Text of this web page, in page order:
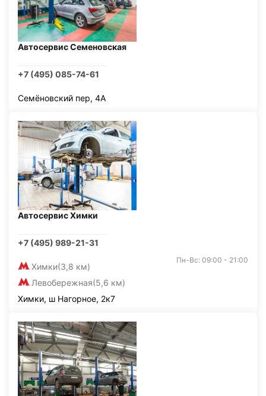
Автосервис Семеновская
+7 (495) 085-74-61
Семёновский пер, 4А
Автосервис Химки
+7 (495) 989-21-31
Химки(3,8 км)
Левобережная(5,6 км)
Пн-Вс: 09:00 - 21:00
Химки, ш Нагорное, 2к7